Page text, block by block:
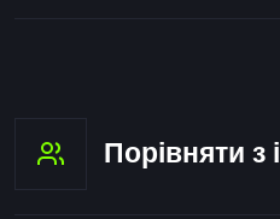
Порівняти